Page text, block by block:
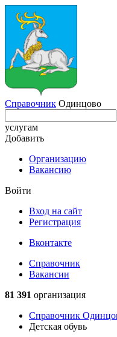
Справочник Одинцово
услугам
Добавить
Организацию
Вакансию
Войти
Вход на сайт
Регистрация
Вконтакте
Справочник
Вакансии
81 391 организация
Справочник
Детская обувь